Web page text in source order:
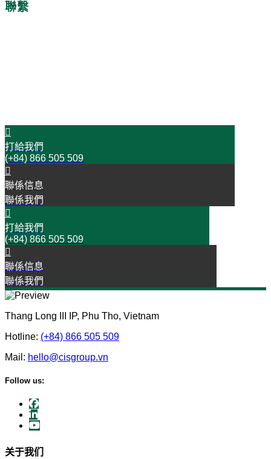
聯繫
打給我們
(+84) 866 505 509
聯係信息
聯係我們
打給我們
(+84) 866 505 509
聯係信息
聯係我們
Thang Long III IP, Phu Tho, Vietnam
Hotline: (+84) 866 505 509
Mail: hello@cisgroup.vn
Follow us:
关于我们